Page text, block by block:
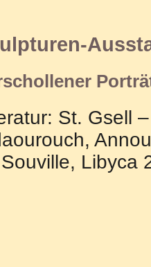
St. Gsell
Libyca